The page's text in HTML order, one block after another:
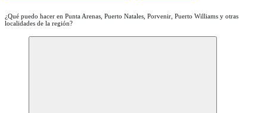
¿Qué puedo hacer en Punta Arenas, Puerto Natales, Porvenir, Puerto Williams y otras
localidades de la región?